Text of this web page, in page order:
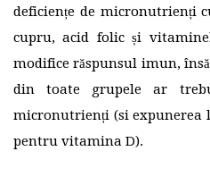
deficiențe de micronutrienți
cupru, acid folic și
modifice răspunsul imun,
din toate grupele ar
micronutrienți (si expunerea
pentru vitamina D).